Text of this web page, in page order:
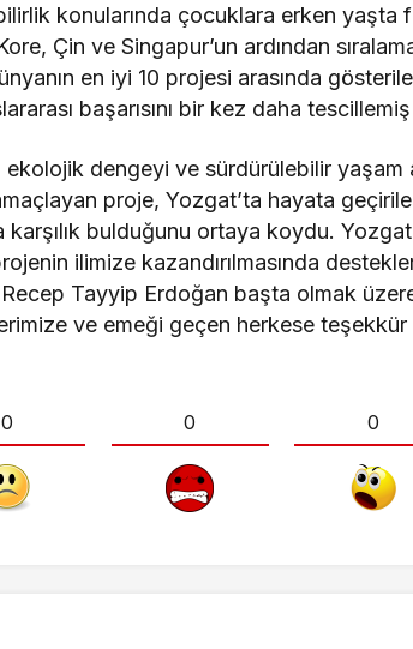
konularında çocuklara erken yaşta
Çin ve Singapur’un ardından
en iyi 10 projesi arasında
başarısını bir kez daha
dengeyi ve sürdürülebilir yaşam
proje, Yozgat’ta hayata
karşılık bulduğunu ortaya koydu.
ilimize kazandırılmasında
Recep Tayyip Erdoğan başta olmak
ve emeği geçen herkese
0 0 0